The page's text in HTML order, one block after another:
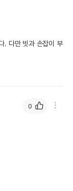
. 다만 빗과 손잡이 부
0